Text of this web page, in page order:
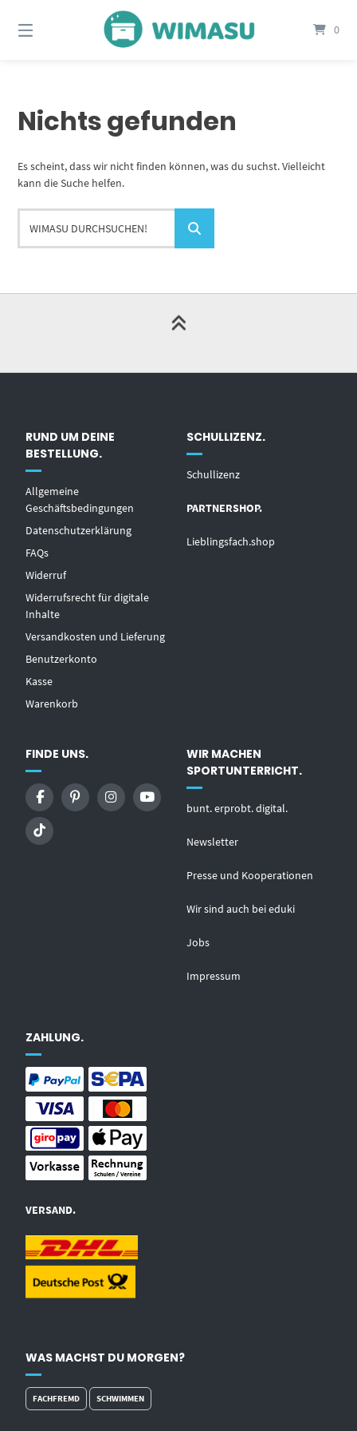
zum
Inhalt
0
Nichts gefunden
Es scheint, dass wir nicht finden können, was du suchst. Vielleicht
kann die Suche helfen.
WIMASU
durchsuchen!
RUND UM DEINE
BESTELLUNG.
Allgemeine
Geschäftsbedingungen
Datenschutzerklärung
FAQs
Widerruf
Widerrufsrecht für digitale
Inhalte
Versandkosten und Lieferung
Benutzerkonto
Kasse
Warenkorb
SCHULLIZENZ.
Schullizenz
PARTNERSHOP.
Lieblingsfach.shop
FINDE UNS.
WIR MACHEN
SPORTUNTERRICHT.
bunt. erprobt. digital.
Newsletter
Presse und Kooperationen
Wir sind auch bei eduki
Jobs
Impressum
ZAHLUNG.
VERSAND.
WAS MACHST DU MORGEN?
FACHFREMD SCHWIMMEN